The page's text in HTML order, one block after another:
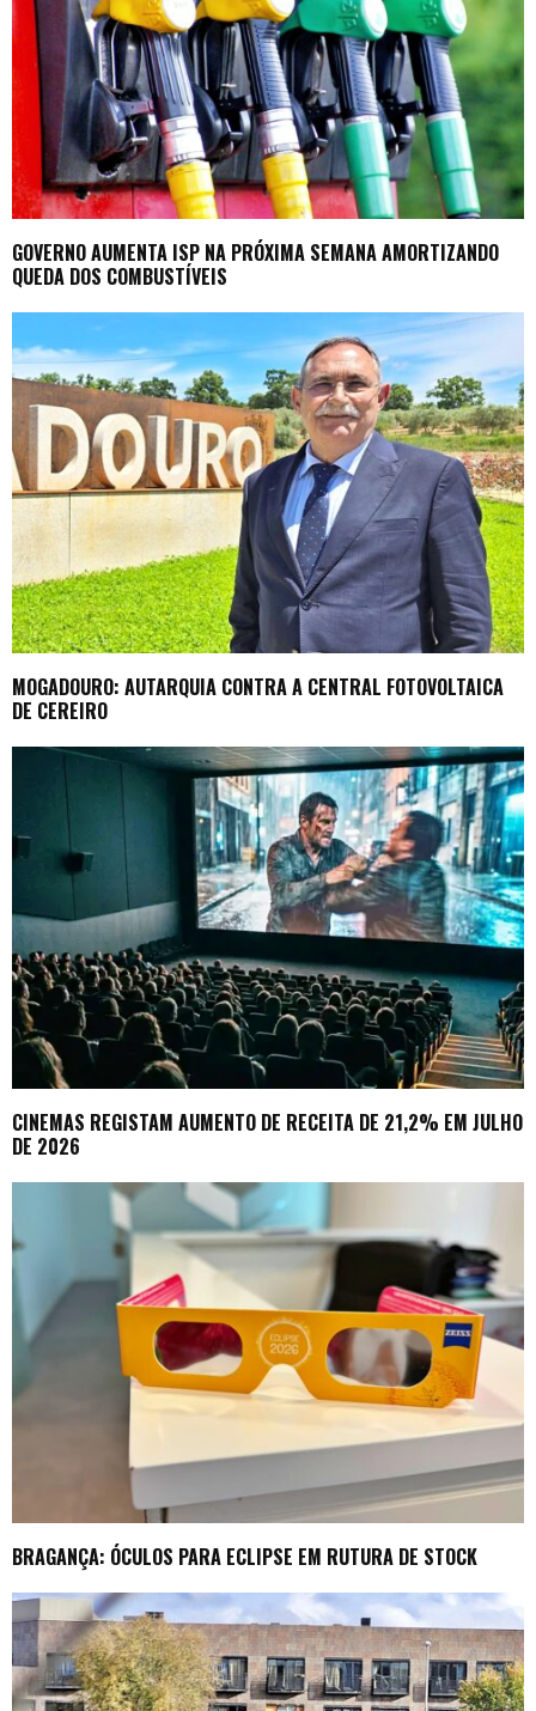
GOVERNO AUMENTA ISP NA PRÓXIMA SEMANA AMORTIZANDO
QUEDA DOS COMBUSTÍVEIS
MOGADOURO: AUTARQUIA CONTRA A CENTRAL FOTOVOLTAICA
DE CEREIRO
CINEMAS REGISTAM AUMENTO DE RECEITA DE 21,2% EM JULHO
DE 2026
BRAGANÇA: ÓCULOS PARA ECLIPSE EM RUTURA DE STOCK